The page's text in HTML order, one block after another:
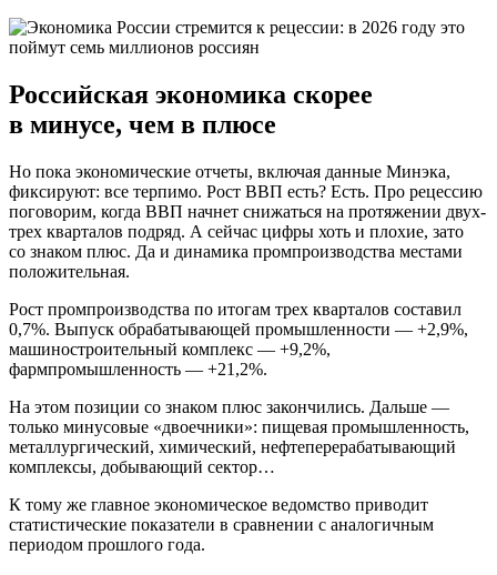
Российская экономика скорее
в минусе, чем в плюсе
Но пока экономические отчеты, включая данные Минэка,
фиксируют: все терпимо. Рост ВВП есть? Есть. Про рецессию
поговорим, когда ВВП начнет снижаться на протяжении двух-
трех кварталов подряд. А сейчас цифры хоть и плохие, зато
со знаком плюс. Да и динамика промпроизводства местами
положительная.
Рост промпроизводства по итогам трех кварталов составил
0,7%. Выпуск обрабатывающей промышленности — +2,9%,
машиностроительный комплекс — +9,2%,
фармпромышленность — +21,2%.
На этом позиции со знаком плюс закончились. Дальше —
только минусовые «двоечники»: пищевая промышленность,
металлургический, химический, нефтеперерабатывающий
комплексы, добывающий сектор…
К тому же главное экономическое ведомство приводит
статистические показатели в сравнении с аналогичным
периодом прошлого года.